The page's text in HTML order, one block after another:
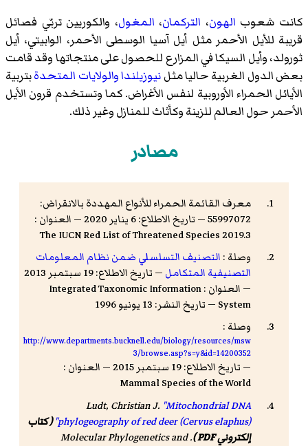
كانت شعوب الهون، التركمان، المغول، والكوريين تربّي فصائل
قريبة للأيل الأحمر مثل أيل آسيا الوسطى الأحمر، الوابيتي، أيل
ثورولد، وأيل السيكا في المزارع للحصول على منتجاتها وقد قامت
بعض الدول الغربية حاليا مثلنيوزيلنداوالولايات المتحدةبتربية
الأيائل الحمراء الأوروبية لنفس الأغراض. كما وتستخدم قرون الأيل
الأحمر حول العالم للزينة وكأثاث للمنازل وغير ذلك.
مصادر
معرف القائمة الحمراء للأنواع المهددة بالانقراض:
55997072 — تاريخ الاطلاع: 6 يناير 2020 — العنوان :
The IUCN Red List of Threatened Species 2019.3
وصلة : التصنيف التسلسلي ضمن نظام المعلومات
التصنيفية المتكامل
— تاريخ الاطلاع: 19 سبتمبر 2013
— العنوان : Integrated Taxonomic Information
System — تاريخ النشر: 13 يونيو 1996
وصلة :
http://www.departments.bucknell.edu/biology/resources/msw
3/browse.asp?s=y&id=14200352
— تاريخ الاطلاع: 19 سبتمبر 2015 — العنوان :
Mammal Species of the World
Ludt, Christian J. "Mitochondrial DNA
phylogeography of red deer (Cervus elaphus)" ( كتاب
إلكتروني PDF )
.
Molecular Phylogenetics and